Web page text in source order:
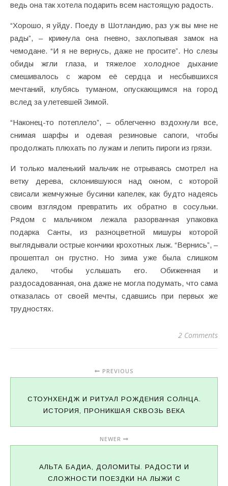
ведь она так хотела подарить всем настоящую радость.
“Хорошо, я уйду. Поеду в Шотландию, раз уж вы мне не
рады”, – крикнула она гневно, захлопывая замок на
чемодане. “И я не вернусь, даже не просите”. Но слезы
обиды жгли глаза, и тяжелое холодное дыхание
смешивалось с жаром eё сердца и несбывшихся
мечтаний, клубясь туманом, опускающимся на город
вслед за улетевшей Зимой.
“Наконец-то потеплело”, – облегченно вздохнули все,
снимая шарфы и одевая резиновые сапоги, чтобы
продолжать плюхать по лужам и лепить пироги из грязи.
И только маленький мальчик не отрываясь смотрел на
ветку дерева, склонившуюся над окном, с которой
свисали жемчужные бусинки капелек, как будто надеясь
своим взглядом превратить их обратно в сосульки.
Рядом с мальчиком лежала разорванная упаковка
подарка Санты, из разноцветной мишуры которой
выглядывали острые кончики крохотных лыж. “Вернись”, –
прошептал он грустно. Но зима уже была слишком
далеко, чтобы услышать его. Обиженная и
раздосадованная, она даже не могла подумать, что сама
отказалась от своей мечты, сдавшись при первых же
трудностях.
2 Comments
PREVIOUS
СТОУНХЕНДЖ И РИТУАЛ РОЖДЕНИЯ СОЛНЦА.
ИСТОРИЯ, ПРОНИКШАЯ СКВОЗЬ ВЕКА
NEWER
АЛЬТА БАДИА, ДОЛОМИТЫ. РАДОСТИ И
СЛОЖНОСТИ ПОЕЗДКИ НА ЛЫЖИ С